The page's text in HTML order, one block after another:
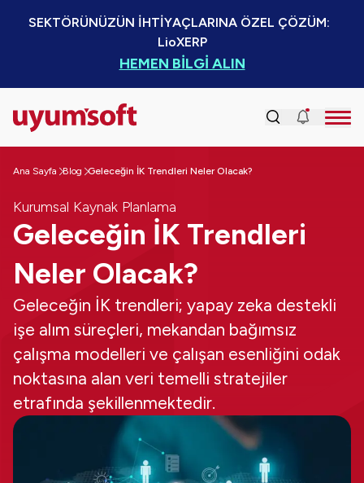
SEKTÖRÜNÜZÜN İHTİYAÇLARINA ÖZEL ÇÖZÜM:
LioXERP
HEMEN BİLGİ ALIN
Ana Sayfa Blog Geleceğin İK Trendleri Neler Olacak?
Kurumsal Kaynak Planlama
Geleceğin İK Trendleri
Neler Olacak?
Geleceğin İK trendleri; yapay zeka destekli
işe alım süreçleri, mekandan bağımsız
çalışma modelleri ve çalışan esenliğini odak
noktasına alan veri temelli stratejiler
etrafında şekillenmektedir.